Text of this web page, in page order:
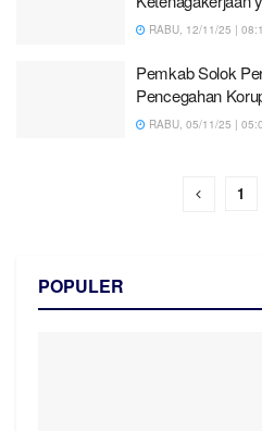
RABU, 12/11/25 |
Pemkab Solok
Pencegahan
RABU, 05/11/25 |
1
POPULER